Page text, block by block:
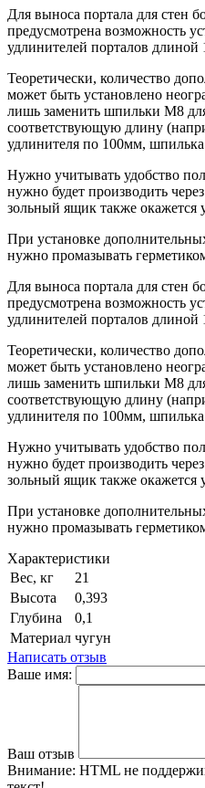
Для выноса портала для стен
предусмотрена возможность
удлинителей порталов длиной
Теоретически, количество
может быть установлено
лишь заменить шпильки М8
соответствующую длину
удлинителя по 100мм,
Нужно учитывать удобство
нужно будет производить
зольный ящик также окажется
При установке
нужно промазывать
Для выноса портала для стен
предусмотрена возможность
удлинителей порталов длиной
Теоретически, количество
может быть установлено
лишь заменить шпильки М8
соответствующую длину
удлинителя по 100мм,
Нужно учитывать удобство
нужно будет производить
зольный ящик также окажется
При установке
нужно промазывать
Характеристики
Вес, кг
21
Высота
0,393
Глубина
0,1
Материал чугун
Написать отзыв
Ваше имя:
Ваш отзыв
Внимание: HTML не